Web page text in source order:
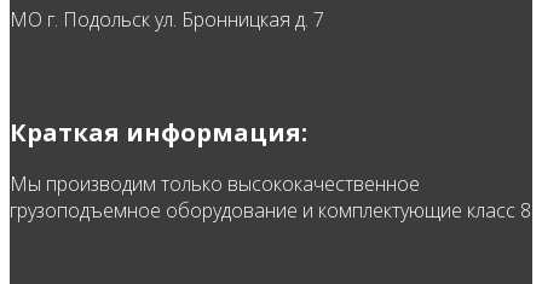
МО г. Подольск ул. Бронницкая д. 7
Краткая информация:
Мы производим только высококачественное
грузоподъемное оборудование и комплектующие класс 8